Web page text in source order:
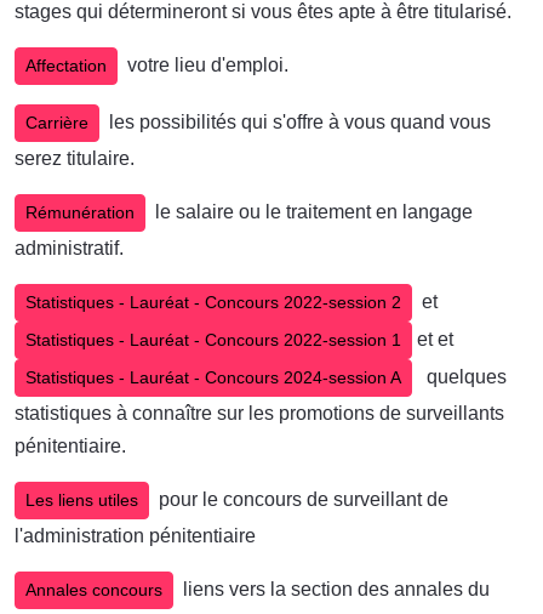
stages qui détermineront si vous êtes apte à être titularisé.
Affectation votre lieu d'emploi.
Carrière
les possibilités qui s'offre à vous quand vous
serez titulaire.
Rémunération
le salaire ou le traitement en langage
administratif.
Statistiques - Lauréat - Concours 2022-session 2 et
Statistiques - Lauréat - Concours 2022-session 1 et et
Statistiques - Lauréat - Concours 2024-session A
quelques
statistiques à connaître sur les promotions de surveillants
pénitentiaire.
Les liens utiles
pour le concours de surveillant de
l'administration pénitentiaire
Annales concours
liens vers la section des annales du